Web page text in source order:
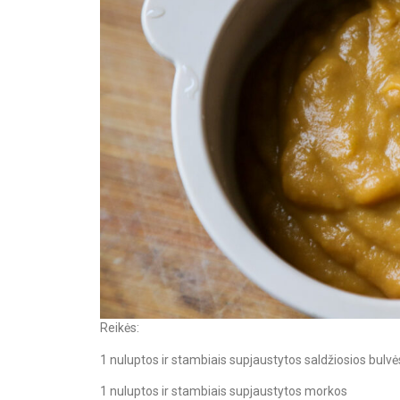
Reikės:
1 nuluptos ir stambiais supjaustytos saldžiosios
1 nuluptos ir stambiais supjaustytos morkos